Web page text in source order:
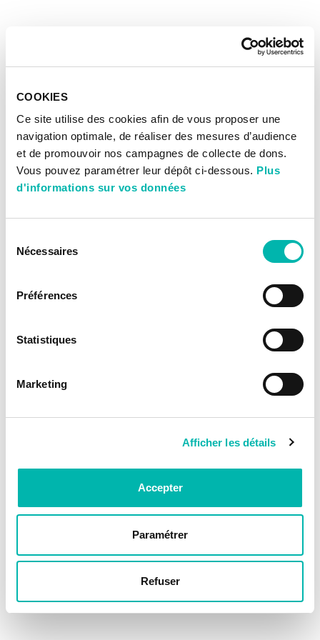
COOKIES
Ce site utilise des cookies afin de vous proposer une
navigation optimale, de réaliser des mesures d’audience
et de promouvoir nos campagnes de collecte de dons.
Vous pouvez paramétrer leur dépôt ci-dessous. Plus
d'informations sur vos données
Nécessaires
Préférences
Statistiques
Marketing
Afficher les détails
Accepter
Paramétrer
Refuser